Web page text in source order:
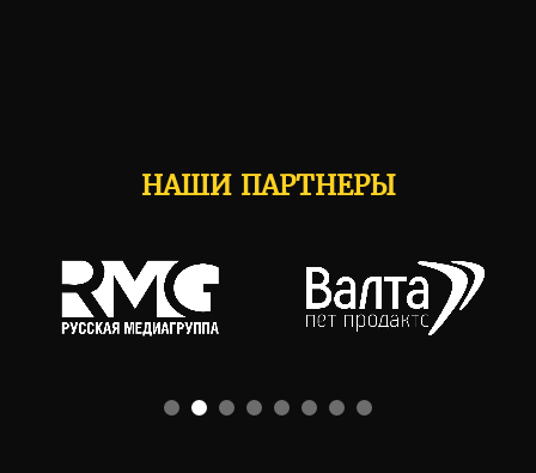
НАШИ ПАРТНЕРЫ